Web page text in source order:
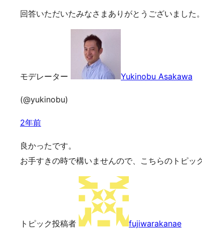
回答いただいたみなさまありがとうございました。
モデレーター Yukinobu Asakawa
(@yukinobu)
2年前
良かったです。
お手すきの時で構いませんので、こちらのトピッ
トピック投稿者 fujiwarakanae